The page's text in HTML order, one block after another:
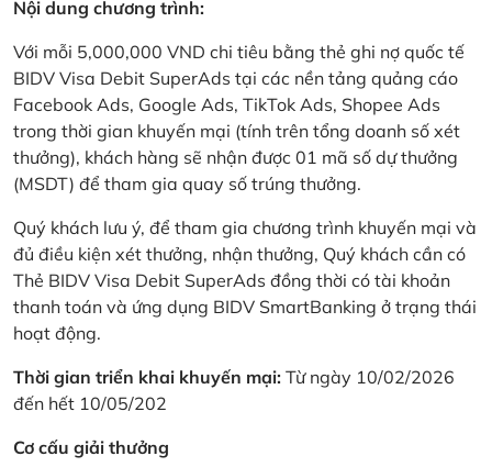
Nội dung chương trình:
Với mỗi 5,000,000 VND chi tiêu bằng thẻ ghi nợ quốc tế
BIDV Visa Debit SuperAds tại các nền tảng quảng cáo
Facebook Ads, Google Ads, TikTok Ads, Shopee Ads
trong thời gian khuyến mại (tính trên tổng doanh số xét
thưởng), khách hàng sẽ nhận được 01 mã số dự thưởng
(MSDT) để tham gia quay số trúng thưởng.
Quý khách lưu ý, để tham gia chương trình khuyến mại và
đủ điều kiện xét thưởng, nhận thưởng, Quý khách cần có
Thẻ BIDV Visa Debit SuperAds đồng thời có tài khoản
thanh toán và ứng dụng BIDV SmartBanking ở trạng thái
hoạt động.
Thời gian triển khai khuyến mại: Từ ngày 10/02/2026
đến hết 10/05/202
Cơ cấu giải thưởng